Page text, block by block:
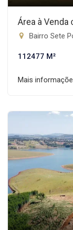
Área à Venda
Bairro Sete
112477 M²
Mais